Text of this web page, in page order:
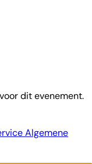
dit evenement.
Algemene